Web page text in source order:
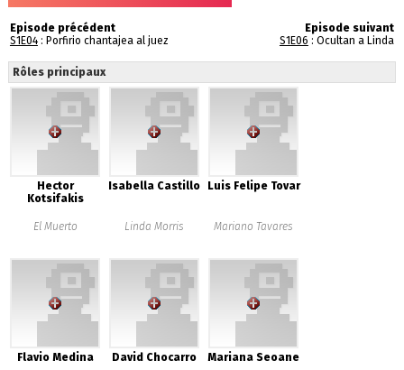
Episode précédent
S1E04: Porfirio chantajea al juez
Episode suivant
S1E06 : Ocultan a Linda
Rôles principaux
Hector
Kotsifakis
El Muerto
Isabella Castillo
Linda Morris
Luis Felipe Tovar
Mariano Tavares
Flavio Medina David Chocarro Mariana Seoane